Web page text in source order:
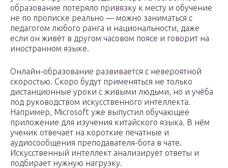
образование потеряло привязку к месту и обучение
не по прописке реально — можно заниматься с
педагогом любого ранга и национальности, даже
если он живёт в другом часовом поясе и говорит на
иностранном языке.
Онлайн-образование развивается с невероятной
скоростью. Скоро будут применяться не только
дистанционные уроки с живыми людьми, но и учёба
под руководством искусственного интеллекта.
Например, Microsoft уже выпустил обучающее
приложение для изучения китайского языка. В нём
ученик отвечает на короткие печатные и
аудиосообщения преподавателя-бота в чате.
Искусственный интеллект анализирует ответы и
подбирает нужную нагрузку.